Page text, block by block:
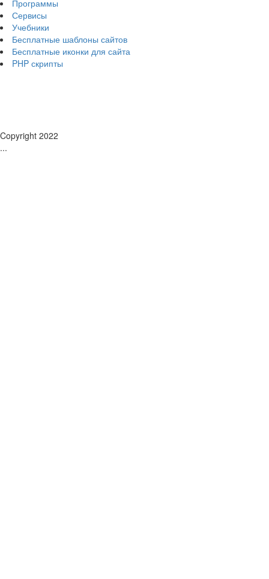
Программы
Сервисы
Учебники
Бесплатные шаблоны сайтов
Бесплатные иконки для сайта
PHP скрипты
Copyright 2022
...